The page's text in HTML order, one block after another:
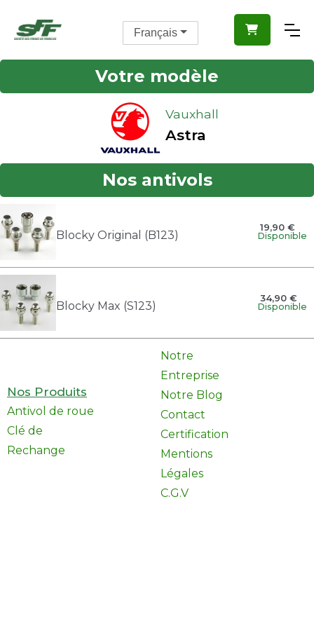

Votre modèle
Vauxhall
Astra
Nos antivols
Blocky Original (B123)
19,90 €
Disponible
Blocky Max (S123)
34,90 €
Disponible
Nos Produits
Antivol de roue
Clé de
Rechange
Notre
Entreprise
Notre Blog
Contact
Certification
Mentions
Légales
C.G.V
Français